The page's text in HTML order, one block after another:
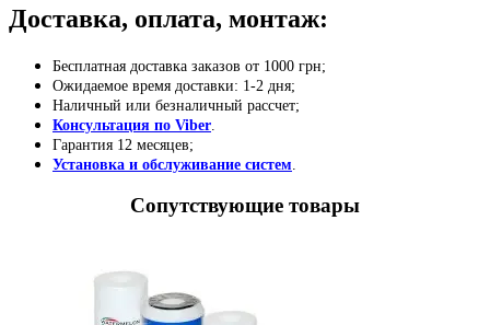
Доставка, оплата, монтаж:
Бесплатная доставка заказов от 1000 грн;
Ожидаемое время доставки: 1-2 дня;
Наличный или безналичный рассчет;
Консультация по Viber
Гарантия 12 месяцев;
Установка и обслуживание систем
Сопутствующие товары